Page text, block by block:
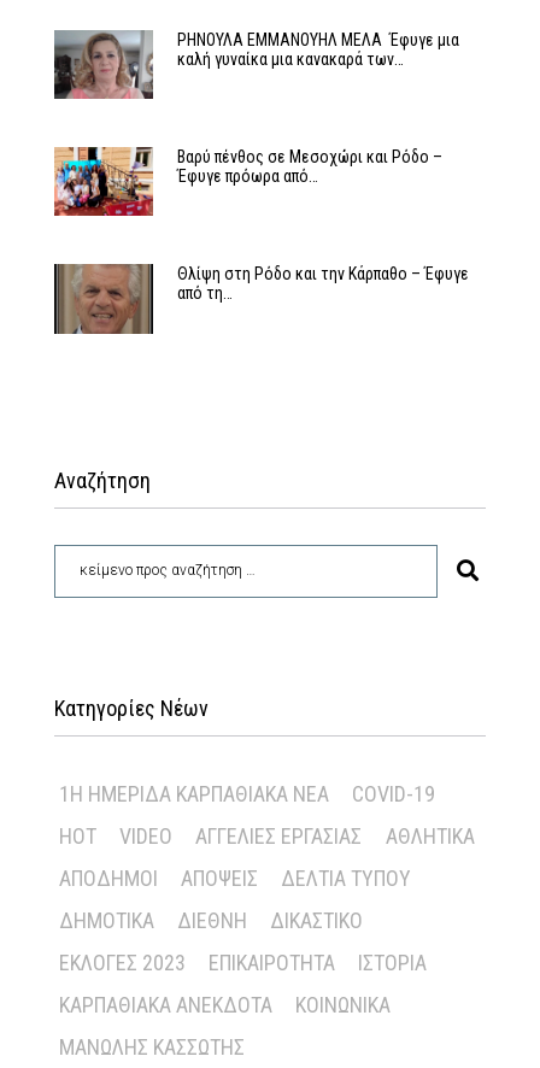
ΡΗΝΟΥΛΑ ΕΜΜΑΝΟΥΗΛ ΜΕΛΑ Έφυγε μια
καλή γυναίκα μια κανακαρά των…
Βαρύ πένθος σε Μεσοχώρι και Ρόδο –
Έφυγε πρόωρα από…
Θλίψη στη Ρόδο και την Κάρπαθο – Έφυγε
από τη…
Αναζήτηση
Κατηγορίες Νέων
1Η ΗΜΕΡΊΔΑ ΚΑΡΠΑΘΙΑΚΆ ΝΈΑ
COVID-19
HOT
VIDEO ΑΓΓΕΛΊΕΣ ΕΡΓΑΣΊΑΣ
ΑΘΛΗΤΙΚΆ
ΑΠΌΔΗΜΟΙ
ΑΠΌΨΕΙΣ
ΔΕΛΤΊΑ ΤΎΠΟΥ
ΔΗΜΟΤΙΚΆ
ΔΙΕΘΝΉ
ΔΙΚΑΣΤΙΚΌ
ΕΚΛΟΓΈΣ 2023
ΕΠΙΚΑΙΡΌΤΗΤΑ
ΙΣΤΟΡΊΑ
ΚΑΡΠΑΘΙΑΚΆ ΑΝΈΚΔΟΤΑ
ΚΟΙΝΩΝΙΚΆ
ΜΑΝΏΛΗΣ ΚΑΣΣΏΤΗΣ